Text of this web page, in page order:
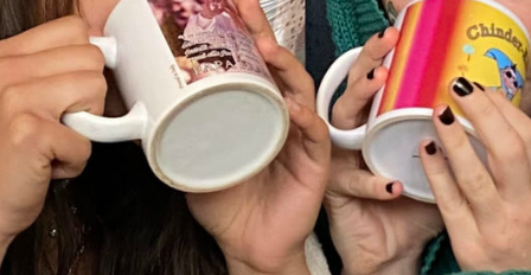
jeder Tag anders als der nächste:
internationale und lokale Künstler*innen
senden je (fast) einen Tag lang eine
selbstkomponierte Klangerfahrung und
präsentieren hundert neue Ideen, wie Radio
klingen kann.
Unsere Ausbildungsredaktion hört im Juli